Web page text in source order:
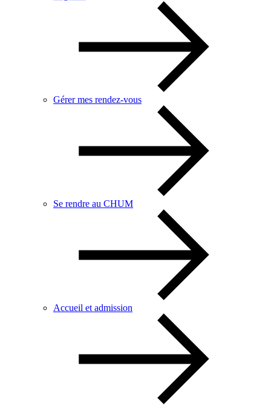
Gérer mes rendez-vous
Se rendre au CHUM
Accueil et admission